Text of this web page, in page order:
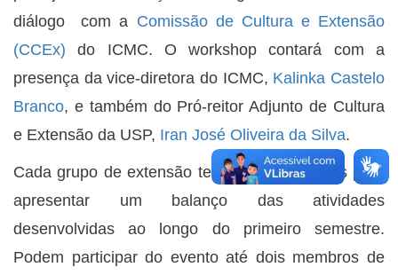
diálogo com a Comissão de Cultura e Extensão
(CCEx) do ICMC. O workshop contará com a
presença da vice-diretora do ICMC, Kalinka Castelo
Branco, e também do Pró-reitor Adjunto de Cultura
e Extensão da USP, Iran José Oliveira da Silva.
Cada grupo de extensão terá até três minutos para
apresentar um balanço das atividades
desenvolvidas ao longo do primeiro semestre.
Podem participar do evento até dois membros de